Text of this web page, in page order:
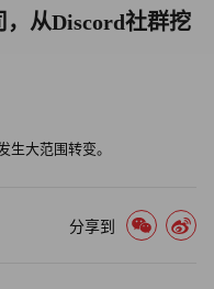
，从Discord社群挖
生大范围转变。
分享到